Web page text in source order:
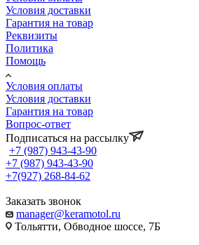
Условия доставки
Гарантия на товар
Реквизиты
Политика
Помощь
Условия оплаты
Условия доставки
Гарантия на товар
Вопрос-ответ
Подписаться на рассылку
+7 (987) 943-43-90
+7 (987) 943-43-90
+7(927) 268-84-62
Заказать звонок
manager@keramotol.ru
Тольятти, Обводное шоссе, 7Б